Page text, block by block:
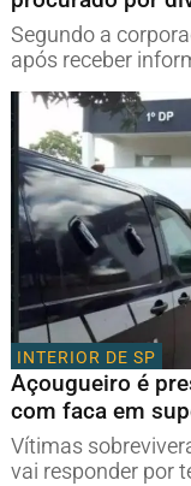
Segundo a
após receber
INTERIOR DE SP
Açougueiro é
com faca em
Vítimas
vai responder por